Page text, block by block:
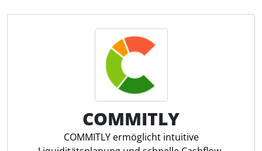
Personal- und das Controlling-Cockpit, der
Steuerzahlungskalender, das Frühwarnsystem und
der Maßnahmenplan ermöglichen eine strukturierte
und digitale Zusammenarbeit. Für Steuerfachleute
ergibt sich daraus ein direkter Nutzen: Sie können
ihre Mandanten fundiert beraten, Risiken frühzeitig
erkennen und ihre Leistungen nachvollziehbar
Steuerzahlungsradar
COMMITLY
COMMITLY ermöglicht intuitive